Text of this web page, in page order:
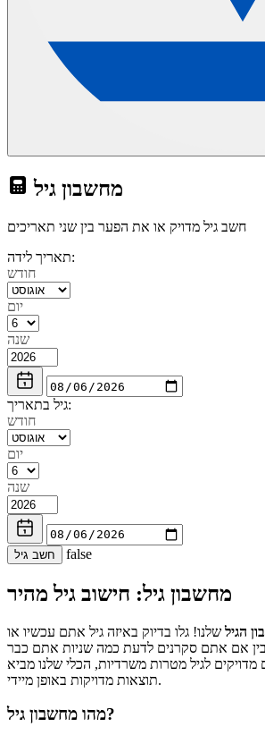
מחשבון גיל
חשב גיל מדויק או את הפער בין שני תאריכים
תאריך לידה:
חודש
יום
שנה
גיל בתאריך:
חודש
יום
שנה
חשב גיל false
מחשבון גיל: חישוב גיל מהיר
הגיל שלנו! גלו בדיוק באיזה גיל אתם עכשיו או
בין אם אתם סקרנים לדעת כמה שניות אתם כבר
מדויקים לגיל מטרות משרדיות, הכלי שלנו מביא
תוצאות מדויקות באופן מיידי.
מהו מחשבון גיל?